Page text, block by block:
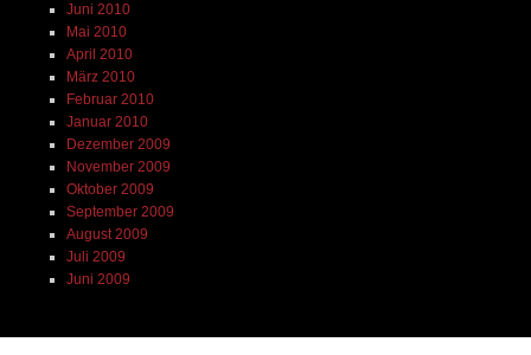
Juni 2010
Mai 2010
April 2010
März 2010
Februar 2010
Januar 2010
Dezember 2009
November 2009
Oktober 2009
September 2009
August 2009
Juli 2009
Juni 2009